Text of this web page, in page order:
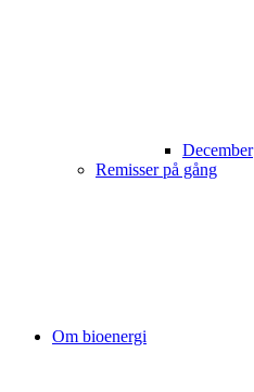
December
Remisser på gång
Om bioenergi